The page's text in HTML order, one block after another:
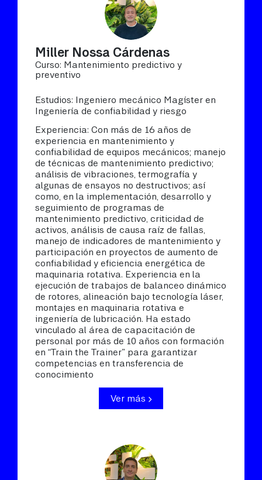
Miller Nossa Cárdenas
Curso: Mantenimiento predictivo y
preventivo
Estudios: Ingeniero mecánico Magíster en
Ingeniería de confiabilidad y riesgo
Experiencia: Con más de 16 años de
experiencia en mantenimiento y
confiabilidad de equipos mecánicos; manejo
de técnicas de mantenimiento predictivo;
análisis de vibraciones, termografía y
algunas de ensayos no destructivos; así
como, en la implementación, desarrollo y
seguimiento de programas de
mantenimiento predictivo, criticidad de
activos, análisis de causa raíz de fallas,
manejo de indicadores de mantenimiento y
participación en proyectos de aumento de
confiabilidad y eficiencia energética de
maquinaria rotativa. Experiencia en la
ejecución de trabajos de balanceo dinámico
de rotores, alineación bajo tecnología láser,
montajes en maquinaria rotativa e
ingeniería de lubricación. Ha estado
vinculado al área de capacitación de
personal por más de 10 años con formación
en “Train the Trainer” para garantizar
competencias en transferencia de
conocimiento
Ver más